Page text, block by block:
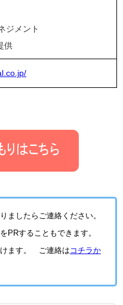
ジメント
供
ましたらご連絡ください。
PRすることもできます。
けます。 ご連絡は コチラか